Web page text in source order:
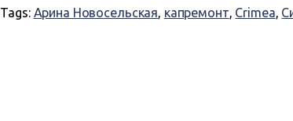
Tags: Арина Новосельская, капремонт, Crimea,